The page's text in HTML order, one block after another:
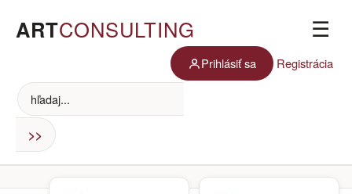
ARTCONSULTING ☰
Prihlásiť sa Registrácia